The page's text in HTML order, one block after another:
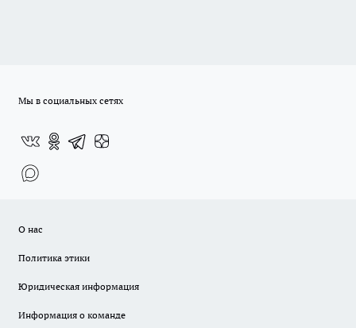
Мы в социальных сетях
О нас
Политика этики
Юридическая информация
Информация о команде